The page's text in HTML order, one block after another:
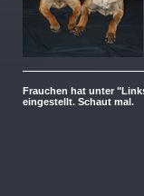
Frauchen hat unter
eingestellt. Schaut mal.